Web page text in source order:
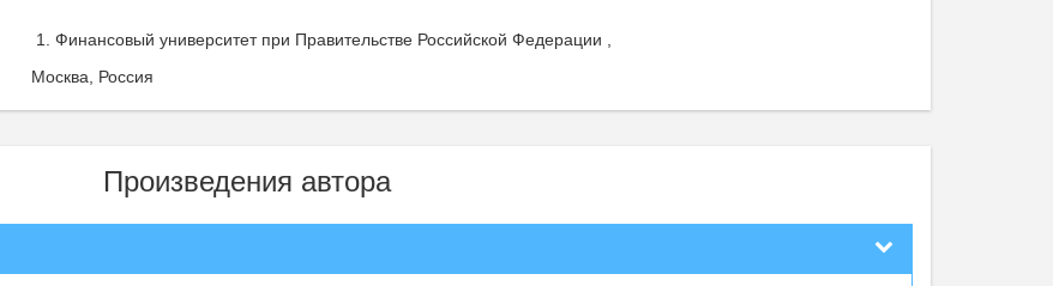
Финансовый университет при Правительстве Российской Федерации ,
Москва, Россия
Произведения автора